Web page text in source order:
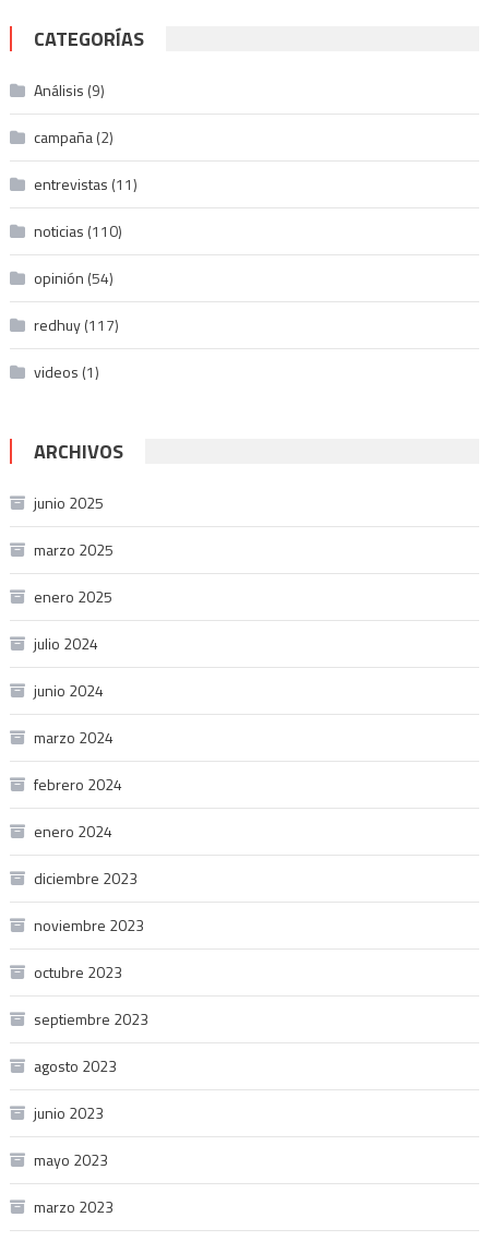
CATEGORÍAS
Análisis (9)
campaña(2)
entrevistas (11)
noticias (110)
opinión (54)
redhuy(117)
videos (1)
ARCHIVOS
junio 2025
marzo 2025
enero 2025
julio 2024
junio 2024
marzo 2024
febrero 2024
enero 2024
diciembre 2023
noviembre 2023
octubre 2023
septiembre 2023
agosto 2023
junio 2023
mayo 2023
marzo 2023